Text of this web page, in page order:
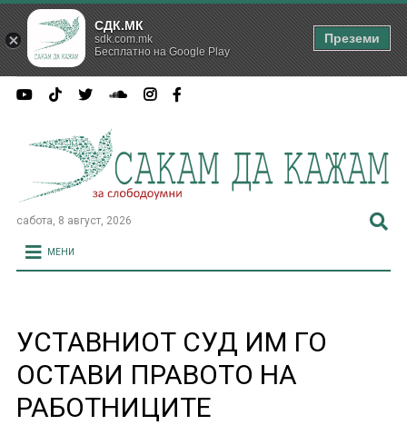
сабота, 8 август, 2026
МЕНИ
УСТАВНИОТ СУД ИМ ГО
ОСТАВИ ПРАВОТО НА
РАБОТНИЦИТЕ
СДК.МК
sdk.com.mk
Бесплатно на Google Play
Преземи